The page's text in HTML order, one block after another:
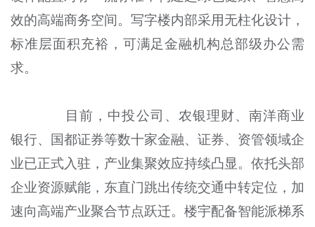
效的高端商务空间。写字楼内部采用无柱化设计，
标准层面积充裕，可满足金融机构总部级办公需
求。
目前，中投公司、农银理财、南洋商业
银行、国都证券等数十家金融、证券、资管领域企
业已正式入驻，产业集聚效应持续凸显。依托头部
企业资源赋能，东直门跳出传统交通中转定位，加
速向高端产业聚合节点跃迁。楼宇配备智能派梯系